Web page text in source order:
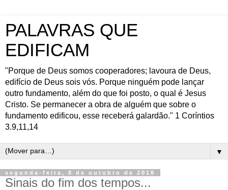
PALAVRAS QUE
EDIFICAM
"Porque de Deus somos cooperadores; lavoura de Deus,
edifício de Deus sois vós. Porque ninguém pode lançar
outro fundamento, além do que foi posto, o qual é Jesus
Cristo. Se permanecer a obra de alguém que sobre o
fundamento edificou, esse receberá galardão." 1 Coríntios
3.9,11,14
▼
segunda-feira, 8 de outubro de 2018
Sinais do fim dos tempos...